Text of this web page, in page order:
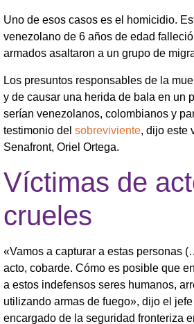
Uno de esos casos es el homicidio.
venezolano de 6 años de edad
armados asaltaron a un grupo de
Los presuntos responsables de la
y de causar una herida de bala en un
serían venezolanos, colombianos y
testimonio del sobreviviente, dijo este
Senafront, Oriel Ortega.
Víctimas de
crueles
«Vamos a capturar a estas personas
acto, cobarde. Cómo es posible que
a estos indefensos seres humanos,
utilizando armas de fuego», dijo el
encargado de la seguridad fronteriza